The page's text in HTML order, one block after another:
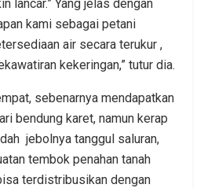
lancar.” Yang jelas dengan
kami sebagai petani
air secara terukur ,
kekeringan,” tutur dia.
sebenarnya mendapatkan
bendung karet, namun kerap
jebolnya tanggul saluran,
tembok penahan tanah
terdistribusikan dengan